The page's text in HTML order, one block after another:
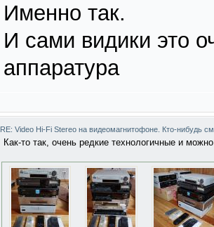
Именно так.
И сами видики это
аппаратура
RE: Video Hi-Fi Stereo на видеомагнитофоне. Кто-нибудь
Как-то так, очень редкие технологичные и